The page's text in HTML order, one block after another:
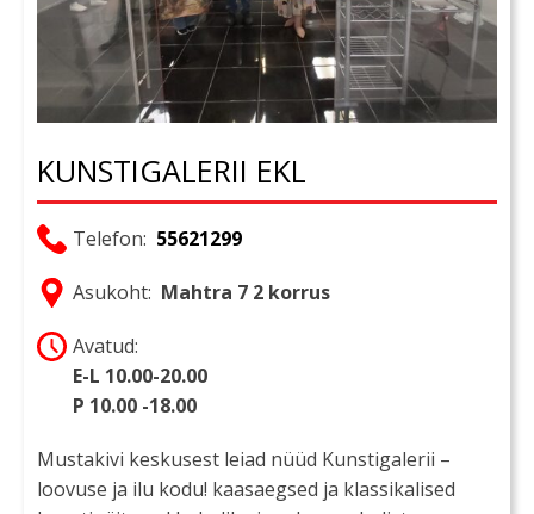
KUNSTIGALERII EKL
Telefon: 55621299
Asukoht: Mahtra 7 2 korrus
Avatud:
E-L 10.00-20.00
P 10.00 -18.00
Mustakivi keskusest leiad nüüd Kunstigalerii –
loovuse ja ilu kodu! kaasaegsed ja klassikalised